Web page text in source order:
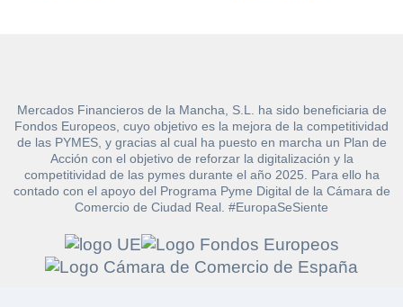
Mercados Financieros de la Mancha, S.L. ha sido beneficiaria de
Fondos Europeos, cuyo objetivo es la mejora de la competitividad
de las PYMES, y gracias al cual ha puesto en marcha un Plan de
Acción con el objetivo de reforzar la digitalización y la
competitividad de las pymes durante el año 2025. Para ello ha
contado con el apoyo del Programa Pyme Digital de la Cámara de
Comercio de Ciudad Real. #EuropaSeSiente